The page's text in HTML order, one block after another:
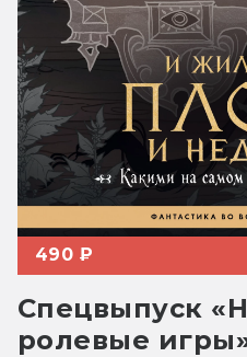
490 ₽
Спецвыпуск
ролевые